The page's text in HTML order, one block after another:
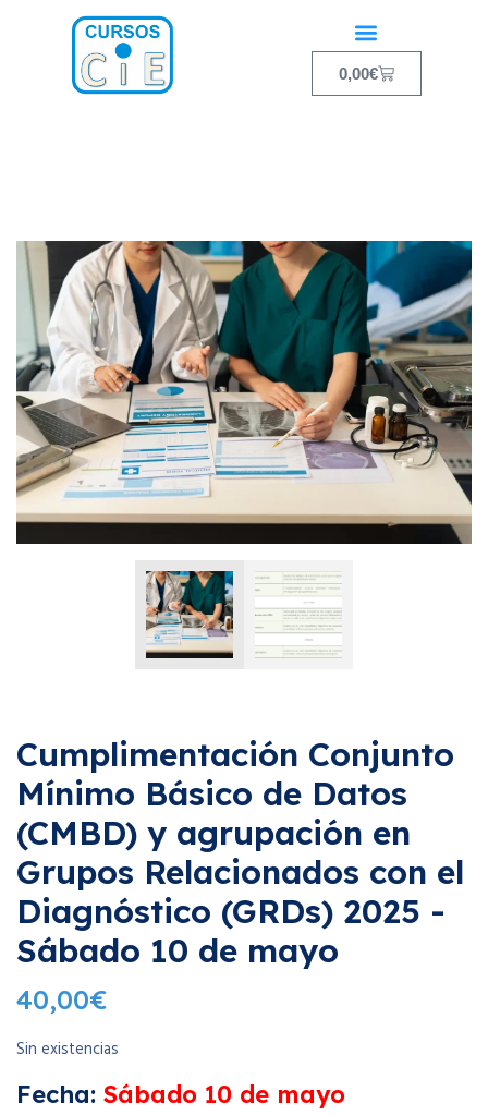
0,00€
Cumplimentación Conjunto
Mínimo Básico de Datos
(CMBD) y agrupación en
Grupos Relacionados con el
Diagnóstico (GRDs) 2025 -
Sábado 10 de mayo
40,00€
Sin existencias
Fecha: Sábado 10 de mayo